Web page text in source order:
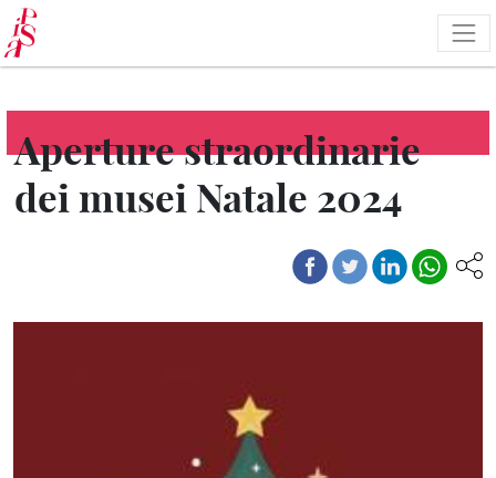
Salta
al
contenuto
principale
Aperture straordinarie
dei musei Natale 2024